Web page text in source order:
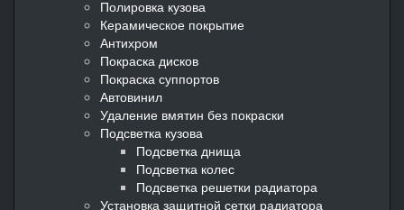
Полировка кузова
Керамическое покрытие
Антихром
Покраска дисков
Покраска суппортов
Автовинил
Удаление вмятин без покраски
Подсветка кузова
Подсветка днища
Подсветка колес
Подсветка решетки радиатора
Установка защитной сетки радиатора